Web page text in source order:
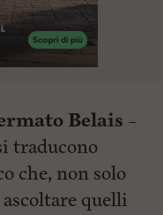
Belais –
traducono
che, non solo
quelli